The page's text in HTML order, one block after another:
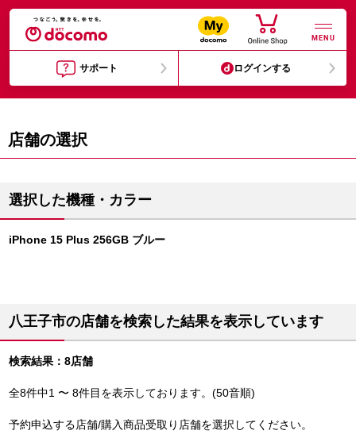
MENU
サポート ログインする
店舗の選択
選択した機種・カラー
iPhone 15 Plus 256GB ブルー
八王子市の店舗を検索した結果を表示しています
検索結果：8店舗
全8件中1 〜 8件目を表示しております。(50音順)
予約申込する店舗/購入商品受取り店舗を選択してください。